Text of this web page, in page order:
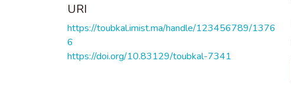
URI
https://toubkal.imist.ma/handle/123456789/1376
6
https://doi.org/10.83129/toubkal-7341